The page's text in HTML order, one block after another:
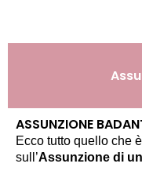
ASSUNZIONE
Ecco tutto quello che
sull’Assunzione di